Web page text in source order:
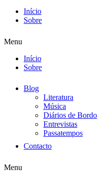
Início
Sobre
Menu
Início
Sobre
Blog
Literatura
Música
Diários de Bordo
Entrevistas
Passatempos
Contacto
Menu